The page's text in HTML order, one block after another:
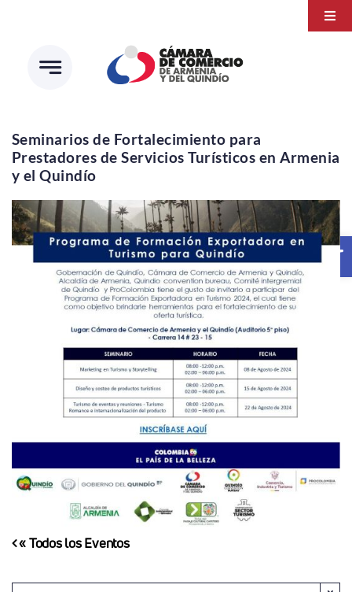
Abrir
contenido
Estudios e Investigaciones
Seminarios de Fortalecimiento para
Prestadores de Servicios Turísticos en Armenia
y el Quindío
« Todos los Eventos